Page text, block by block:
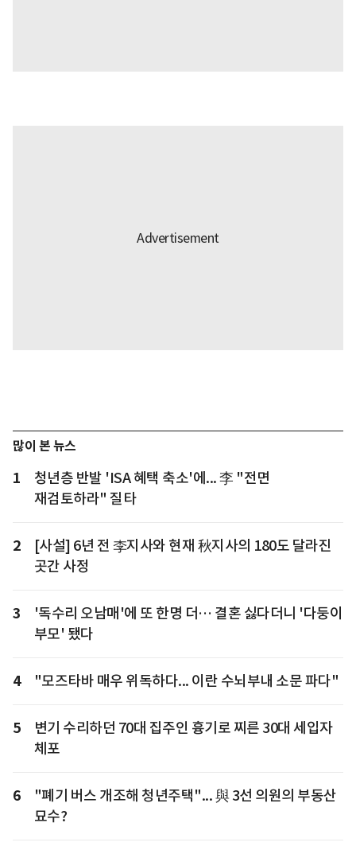
많이 본 뉴스
1
청년층 반발 'ISA 혜택 축소'에... 李 "전면
재검토하라" 질타
2
[사설] 6년 전 李지사와 현재 秋지사의 180도 달라진
곳간 사정
3
'독수리 오남매'에 또 한명 더… 결혼 싫다더니 '다둥이
부모' 됐다
4 "모즈타바 매우 위독하다... 이란 수뇌부내 소문 파다"
5
변기 수리하던 70대 집주인 흉기로 찌른 30대 세입자
체포
6
"폐기 버스 개조해 청년주택"... 與 3선 의원의 부동산
묘수?